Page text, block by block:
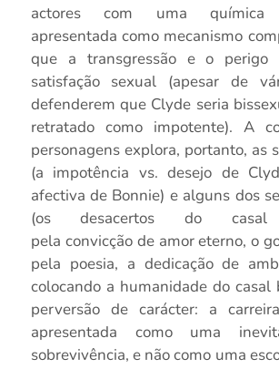
actores com uma
apresentada como mecanismo
que a transgressão e o perigo
satisfação sexual (apesar de
defenderem que Clyde seria
retratado como impotente). A
personagens explora, portanto, as
(a impotência vs. desejo de
afectiva de Bonnie) e alguns dos
(os desacertos do casal
pela convicção de amor eterno, o
pela poesia, a dedicação de
colocando a humanidade do casal
perversão de carácter: a
apresentada como uma
sobrevivência, e não como uma